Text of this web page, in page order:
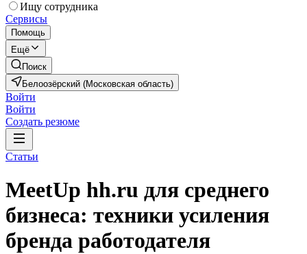
Ищу сотрудника
Сервисы
Помощь
Ещё
Поиск
Белоозёрский (Московская область)
Войти
Войти
Создать резюме
Статьи
MeetUp hh.ru для среднего
бизнеса: техники усиления
бренда работодателя